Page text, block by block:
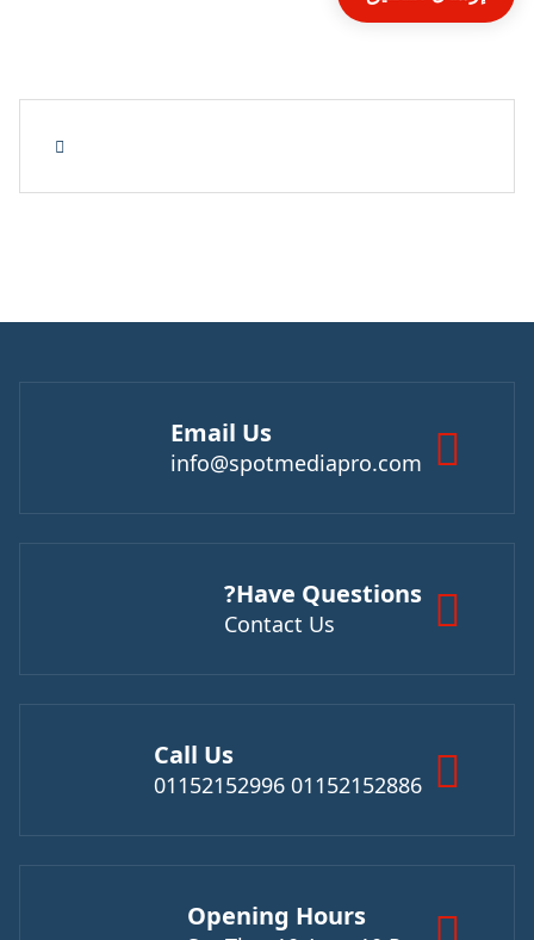
Email Us
info@spotmediapro.com
Have Questions?
Contact Us
Call Us
01152152886 01152152996
Opening Hours